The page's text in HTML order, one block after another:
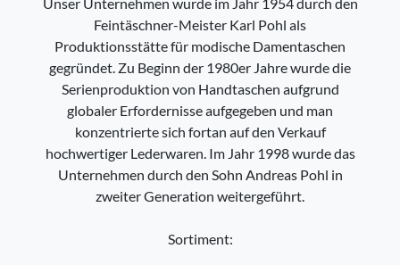
Feintäschner-Meister Karl Pohl als
Produktionsstätte für modische Damentaschen
gegründet. Zu Beginn der 1980er Jahre wurde die
Serienproduktion von Handtaschen aufgrund
globaler Erfordernisse aufgegeben und man
konzentrierte sich fortan auf den Verkauf
hochwertiger Lederwaren. Im Jahr 1998 wurde das
Unternehmen durch den Sohn Andreas Pohl in
zweiter Generation weitergeführt.
Sortiment: